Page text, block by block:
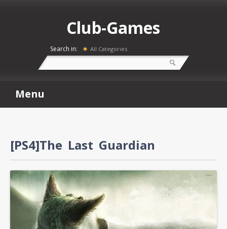
Club-Games
Search in: All Categories
Menu
[PS4]The Last Guardian